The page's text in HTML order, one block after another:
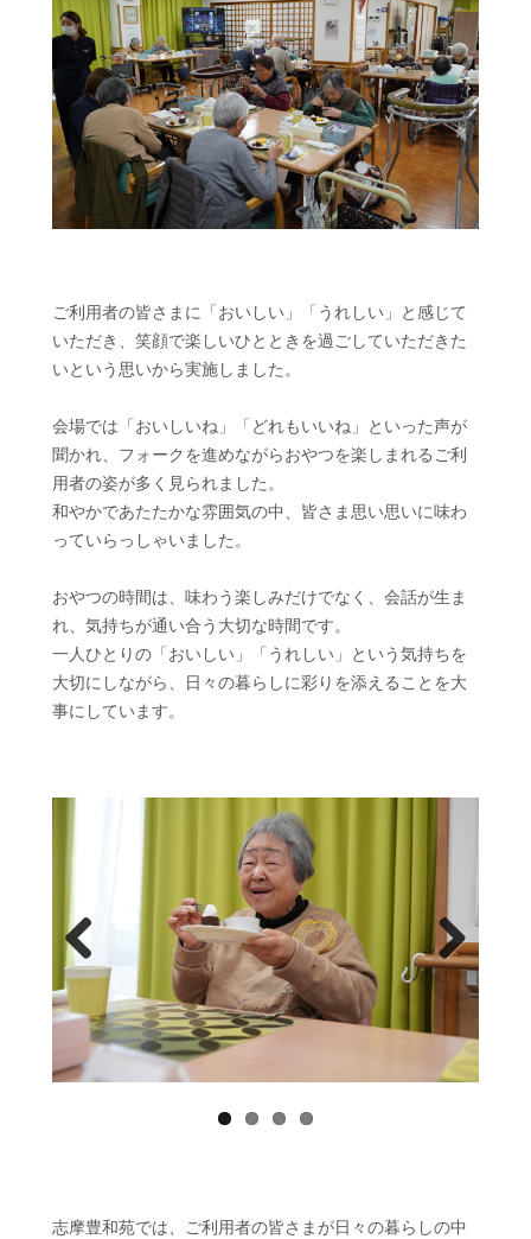
ご利用者の皆さまに「おいしい」「うれしい」と感じて
いただき、笑顔で楽しいひとときを過ごしていただきた
いという思いから実施しました。
会場では「おいしいね」「どれもいいね」といった声が
聞かれ、フォークを進めながらおやつを楽しまれるご利
用者の姿が多く見られました。
和やかであたたかな雰囲気の中、皆さま思い思いに味わ
っていらっしゃいました。
おやつの時間は、味わう楽しみだけでなく、会話が生ま
れ、気持ちが通い合う大切な時間です。
一人ひとりの「おいしい」「うれしい」という気持ちを
大切にしながら、日々の暮らしに彩りを添えることを大
事にしています。
Prev
ious
Next
志摩豊和苑では、ご利用者の皆さまが日々の暮らしの中